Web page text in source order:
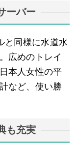
ーバー
と同様に水道水
広めのトレイ
本人女性の平
など、使い勝
も充実